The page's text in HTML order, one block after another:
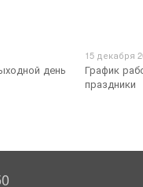
день
15 декабря
График
праздники